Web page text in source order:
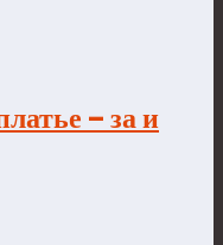
– за и